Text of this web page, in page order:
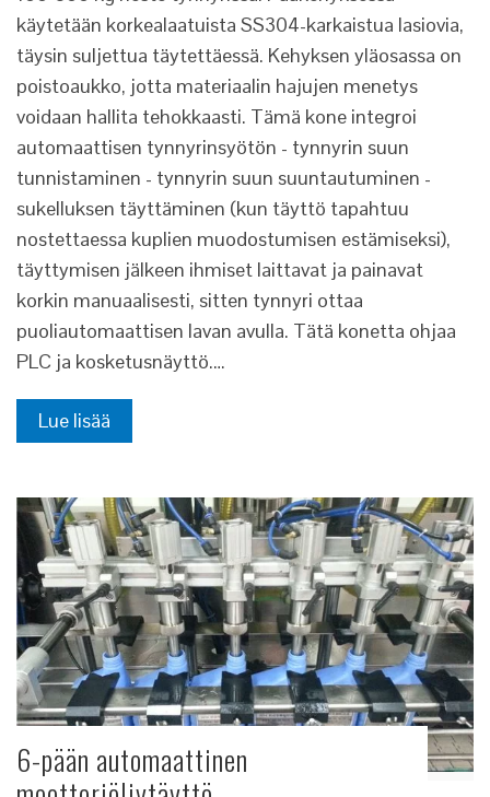
käytetään korkealaatuista SS304-karkaistua lasiovia,
täysin suljettua täytettäessä. Kehyksen yläosassa on
poistoaukko, jotta materiaalin hajujen menetys
voidaan hallita tehokkaasti. Tämä kone integroi
automaattisen tynnyrinsyötön - tynnyrin suun
tunnistaminen - tynnyrin suun suuntautuminen -
sukelluksen täyttäminen (kun täyttö tapahtuu
nostettaessa kuplien muodostumisen estämiseksi),
täyttymisen jälkeen ihmiset laittavat ja painavat
korkin manuaalisesti, sitten tynnyri ottaa
puoliautomaattisen lavan avulla. Tätä konetta ohjaa
PLC ja kosketusnäyttö.…
Lue lisää
6-pään automaattinen